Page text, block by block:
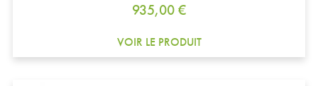
Prix
935,00 €
VOIR LE PRODUIT